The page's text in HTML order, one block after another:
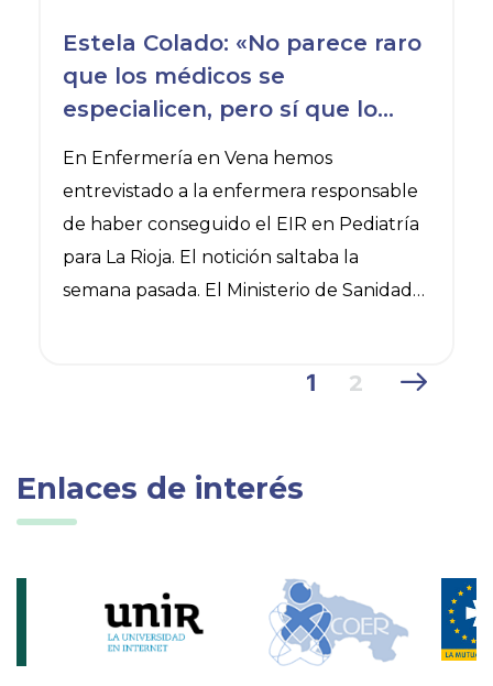
Estela Colado: «No parece raro
que los médicos se
especialicen, pero sí que lo
saber siempre de todo»
En Enfermería en Vena hemos
entrevistado a la enfermera responsable
de haber conseguido el EIR en Pediatría
para La Rioja. El notición saltaba la
semana pasada. El Ministerio de Sanidad
de Enfermería quisimos saber quién
https://www.colegioenfermeriarioja.org/sa
la-prensa/entrevista-a-estela-colado-no-
especialicen-pero-si-que-lo-haga-una-
enfermera-parece-que-nosotras-
tenemos-que-saber-siempre-de-todo/
1 2
Enlaces de interés